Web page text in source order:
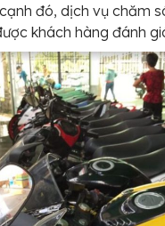
đó, dịch vụ chăm
khách hàng đánh